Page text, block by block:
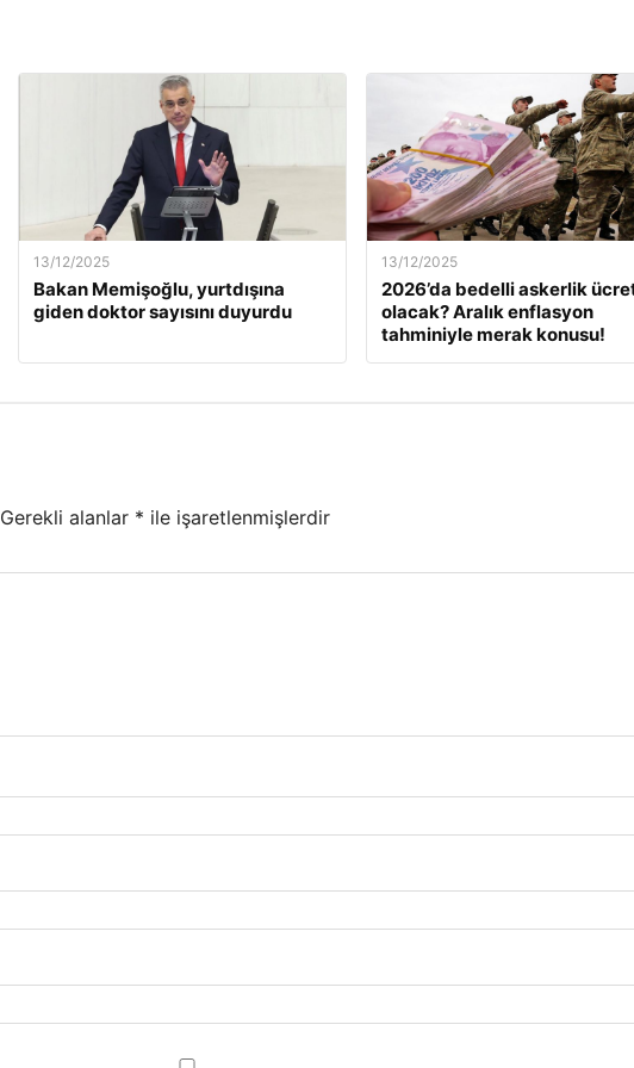
13/12/2025
Bakan Memişoğlu, yurtdışına
giden doktor sayısını duyurdu
13/12/2025
2026’da bedelli askerlik
olacak? Aralık enflasyon
tahminiyle merak konusu!
Gerekli alanlar * ile işaretlenmişlerdir